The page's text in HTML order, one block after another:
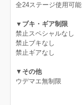
全24ステージ使用可能
▼ブキ・ギア制限
禁止スペシャルなし
禁止ブキなし
禁止ギアなし
▼ その他
ウデマエ無制限